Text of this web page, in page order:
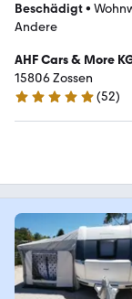
Beschädigt•
Andere
AHF Cars & More
15806 Zossen
4.9 Sterne
(52)